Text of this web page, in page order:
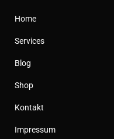
Home
Services
Blog
Shop
Kontakt
Impressum